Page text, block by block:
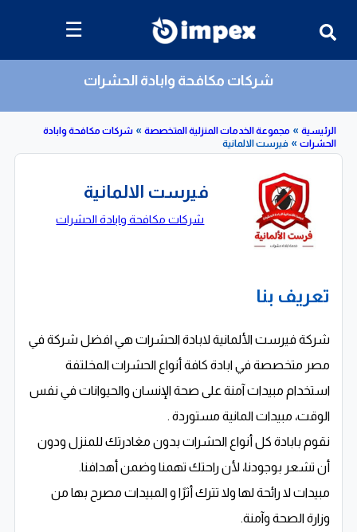
☰
شركات مكافحة وابادة الحشرات
»
مجموعة الخدمات المنزلية المتخصصة
»
شركات مكافحة وابادة
»
فيرست الالمانية
تعريف بنا
شركة فيرست الألمانية لابادة الحشرات هي افضل شركة في
مصر متخصصة في ابادة كافة أنواع الحشرات المخلتفة
استخدام مبيدات آمنة على صحة الإنسان والحيوانات في نفس
الوقت، مبيدات المانية مستوردة .
نقوم بابادة كل أنواع الحشرات بدون مغادرتك للمنزل ودون
أن تشعر بوجودنا، لأن راحتك تهمنا وضمن أهدافنا.
مبيدات لا رائحة لها ولا تترك أثرًا و المبيدات مصرح بها من
وزارة الصحة وآمنة.